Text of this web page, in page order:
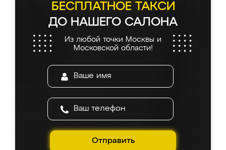
БЕСПЛАТНОЕ ТАКСИ
ДО НАШЕГО САЛОНА
Из любой точки Москвы и
Московской области!
Отправить